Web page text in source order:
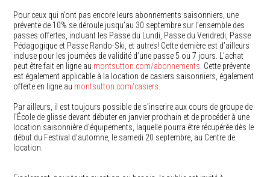
Pour ceux qui n’ont pas encore leurs abonnements saisonniers, une
prévente de 10% se déroule jusqu’au 30 septembre sur l’ensemble des
passes offertes, incluant les Passe du Lundi, Passe du Vendredi, Passe
Pédagogique et Passe Rando-Ski, et autres! Cette dernière est d’ailleurs
incluse pour les journées de validité d’une passe 5 ou 7 jours. L’achat
peut être fait en ligne au montsutton.com/abonnements . Cette prévente
est également applicable à la location de casiers saisonniers, également
offerte en ligne au montsutton.com/casiers
Par ailleurs, il est toujours possible de s’inscrire aux cours de groupe de
l’École de glisse devant débuter en janvier prochain et de procéder à une
location saisonnière d’équipements, laquelle pourra être récupérée dès le
début du Festival d’automne, le samedi 20 septembre, au Centre de
location.